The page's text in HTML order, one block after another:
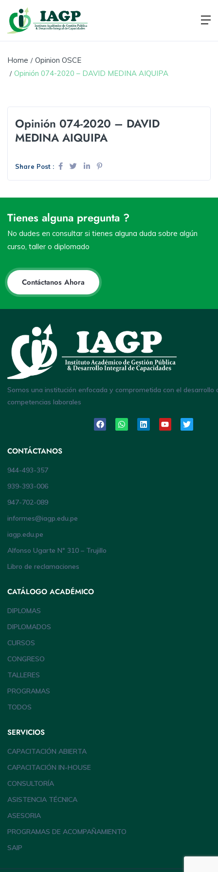
Home
Opinion OSCE
Opinión 074-2020 – DAVID MEDINA AIQUIPA
Opinión 074-2020 – DAVID
MEDINA AIQUIPA
Share Post :
Tienes alguna pregunta ?
No dudes en consultar si tienes alguna duda sobre algún
curso, taller o diplomado
Contáctanos Ahora
Somos una institución enfocada y comprometida con el desarrollo
competencias laborales
CONTÁCTANOS
944-493-357
939-393-006
947-702-089
informes@iagp.edu.pe
iagp.edu.pe
Alfonso Ugarte Nº 310 – Trujillo
Libro de reclamaciones
CATÁLOGO ACADÉMICO
DIPLOMAS
DIPLOMADOS
CURSOS
CONGRESO
TALLERES
PROGRAMAS
TODOS
SERVICIOS
CAPACITACIÓN ABIERTA
CAPACITACIÓN IN-HOUSE
CONSULTORÍA
ASISTENCIA TÉCNICA
ASESORIA
PROGRAMAS DE ACOMPAÑAMIENTO
SAIP